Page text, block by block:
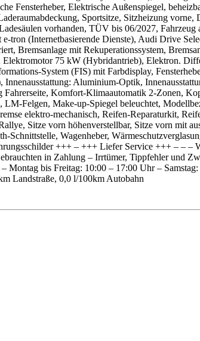
Fensterheber, Elektrische Außenspiegel,
Sportsitze, Sitzheizung
vorhanden, TÜV bis 06/2027,
tron (Internetbasierende Dienste), Audi Drive
Bremsanlage mit Rekuperationssystem,
75 kW (Hybridantrieb), Elektron.
System (FIS) mit Farbdisplay,
Aluminium-Optik,
Komfort-Klimaautomatik 2-Zonen,
Felgen, Make-up-Spiegel beleuchtet,
elektro-mechanisch, Reifen-Reparaturkit,
Sitze vorn höhenverstellbar, Sitze vorn mit
Wagenheber,
+++ – +++ Liefer Service +++ – –
in Zahlung – Irrtümer, Tippfehler und
Montag bis Freitag: 10:00 – 17:00 Uhr –
Landstraße, 0,0 l/100km Autobahn